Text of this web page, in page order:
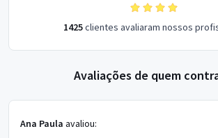
1425clientes avaliaram nossos
Avaliações de quem
Ana Paula avaliou: